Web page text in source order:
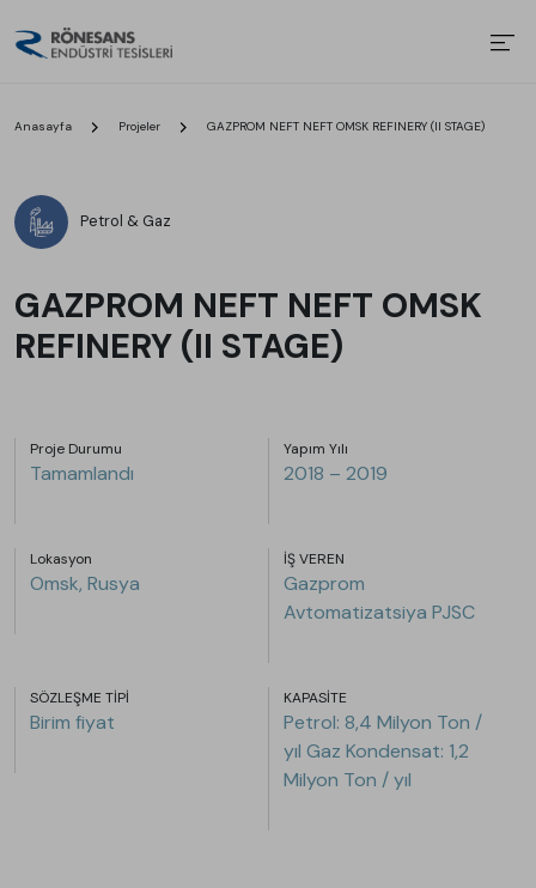
Anasayfa Projeler GAZPROM NEFT NEFT OMSK REFINERY (II STAGE)
Petrol & Gaz
GAZPROM NEFT NEFT OMSK
REFINERY (II STAGE)
Proje Durumu
Tamamlandı
Yapım Yılı
2018 – 2019
Lokasyon
Omsk, Rusya
İŞ VEREN
Gazprom
Avtomatizatsiya PJSC
SÖZLEŞME TİPİ
Birim fiyat
KAPASİTE
Petrol: 8,4 Milyon Ton /
yıl Gaz Kondensat: 1,2
Milyon Ton / yıl